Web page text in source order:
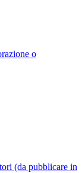
o
(da pubblicare in